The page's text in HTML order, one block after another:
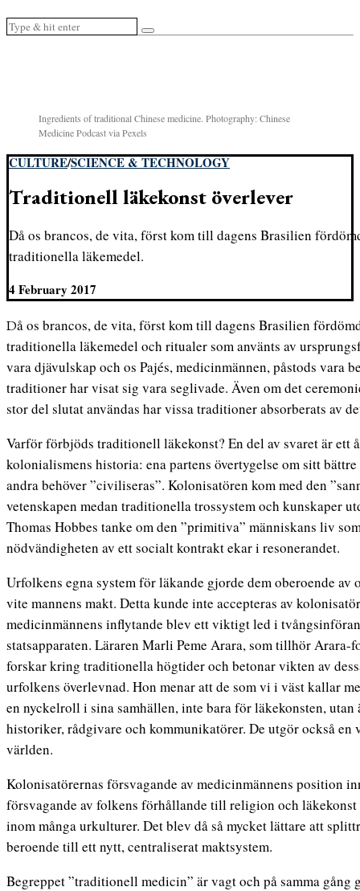
Ingredients of traditional Chinese medicine. Photography: Chinese
Medicine Podcast via Pexels
CULTURE/SCIENCE & TECHNOLOGY
Traditionell läkekonst överlever
Då os brancos, de vita, först kom till dagens Brasilien
traditionella läkemedel.
4 February 2017
Då os brancos, de vita, först kom till dagens Brasilien fördömdes och i vissa fall förbjöds
traditionella läkemedel och ritualer som använts av
vara djävulskap och os Pajés, medicinmännen, påstods vara
traditioner har visat sig vara seglivade. Även om det
stor del slutat användas har vissa traditioner absorberats av
Varför förbjöds traditionell läkekonst? En del av svaret är ett
kolonialismens historia: ena partens övertygelse om sitt
andra behöver ”civiliseras”. Kolonisatören kom med den
vetenskapen medan traditionella trossystem och kunskaper
Thomas Hobbes tanke om den ”primitiva” människans liv
nödvändigheten av ett socialt kontrakt ekar i resonerandet.
Urfolkens egna system för läkande gjorde dem oberoende
vite mannens makt. Detta kunde inte accepteras av
medicinmännens inflytande blev ett viktigt led i
statsapparaten. Läraren Marli Peme Arara, som tillhör Arara-
forskar kring traditionella högtider och betonar vikten av
urfolkens överlevnad. Hon menar att de som vi i väst kallar
en nyckelroll i sina samhällen, inte bara för läkekonsten, utan
historiker, rådgivare och kommunikatörer. De utgör också
världen.
Kolonisatörernas försvagande av medicinmännens position
försvagande av folkens förhållande till religion och
inom många urkulturer. Det blev då så mycket lättare att
beroende till ett nytt, centraliserat maktsystem.
Begreppet ”traditionell medicin” är vagt och på samma gång